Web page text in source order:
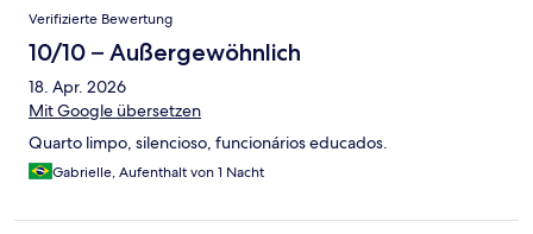
Verifizierte Bewertung
10/10 – Außergewöhnlich
18. Apr. 2026
Mit Google übersetzen
Quarto limpo, silencioso, funcionários educados.
Gabrielle, Aufenthalt von 1 Nacht